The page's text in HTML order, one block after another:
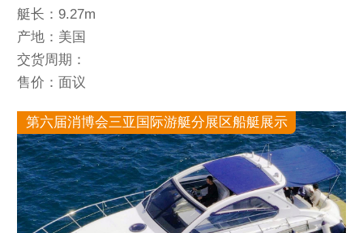
艇长：9.27m
产地：美国
交货周期：
售价：面议
第六届消博会三亚国际游艇分展区船艇展示